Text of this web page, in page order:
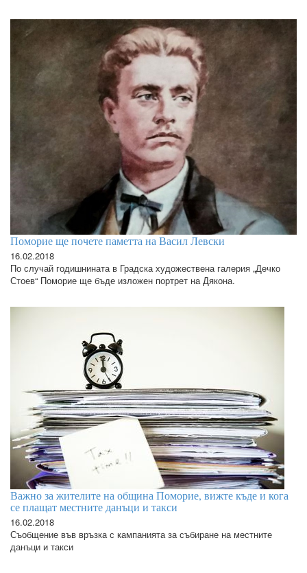
Поморие ще почете паметта на Васил Левски
16.02.2018
По случай годишнината в Градска художествена галерия „Дечко
Стоев“ Поморие ще бъде изложен портрет на Дякона.
Важно за жителите на община Поморие, вижте къде и кога
се плащат местните данъци и такси
16.02.2018
Съобщение във връзка с кампанията за събиране на местните
данъци и такси